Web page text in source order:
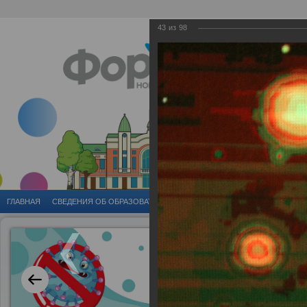
ГЛАВНАЯ CВЕДЕНИЯ ОБ ОБРАЗОВАТЕЛЬНОЙ ОРГАНИЗАЦИИ ГОРОДСКИЕ
43 из 98